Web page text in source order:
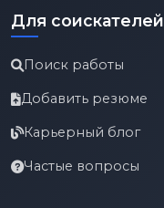
Для соискателей
Поиск работы
Добавить резюме
Карьерный блог
Частые вопросы